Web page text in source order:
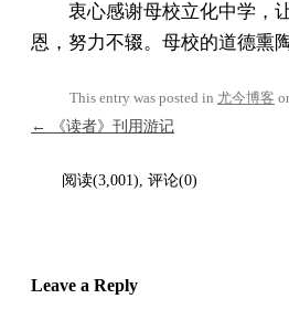
衷心感谢母校立化中学，
恩，努力不辍。母校的道德熏
This entry was posted in 尤今博客
Post navigation
← 《读者》刊用游记
阅读(3,001), 评论(0)
Leave a Reply